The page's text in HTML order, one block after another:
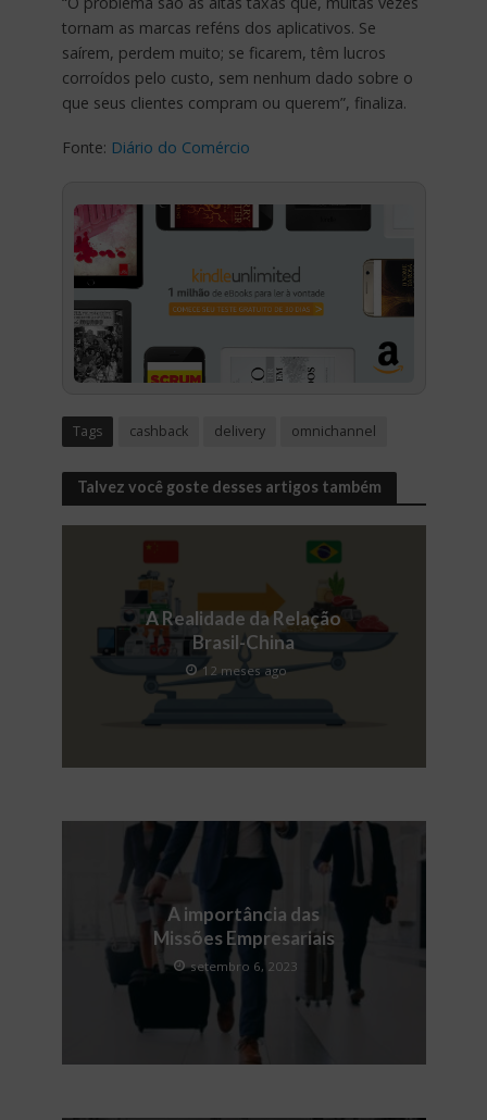
tornam as marcas reféns dos aplicativos. Se
saírem, perdem muito; se ficarem, têm lucros
corroídos pelo custo, sem nenhum dado sobre o
que seus clientes compram ou querem”, finaliza.
Fonte: Diário do Comércio
Tags cashback delivery omnichannel
Talvez você goste desses artigos também
A Realidade da Relação
Brasil-China
12 meses ago
A importância das
Missões Empresariais
setembro 6, 2023